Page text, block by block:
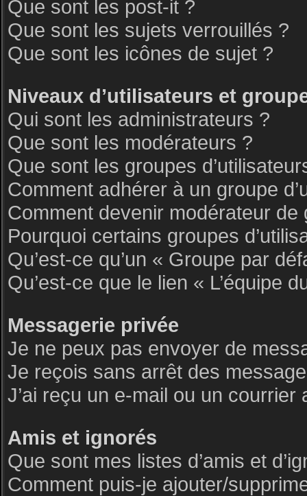
Que sont les post-it ?
Que sont les sujets verrouillés ?
Que sont les icônes de sujet ?
Niveaux d’utilisateurs et
Qui sont les administrateurs ?
Que sont les modérateurs ?
Que sont les groupes
Comment adhérer à un groupe
Comment devenir modérateur de
Pourquoi certains groupes
Qu’est-ce qu’un « Groupe par
Qu’est-ce que le lien « L’équipe
Messagerie privée
Je ne peux pas envoyer de
Je reçois sans arrêt des
J’ai reçu un e-mail ou un courrier
Amis et ignorés
Que sont mes listes d’amis et
Comment puis-je ajouter/